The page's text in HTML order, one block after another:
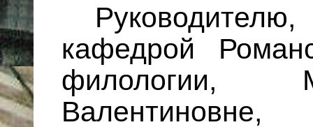
кафедрой
филологии,